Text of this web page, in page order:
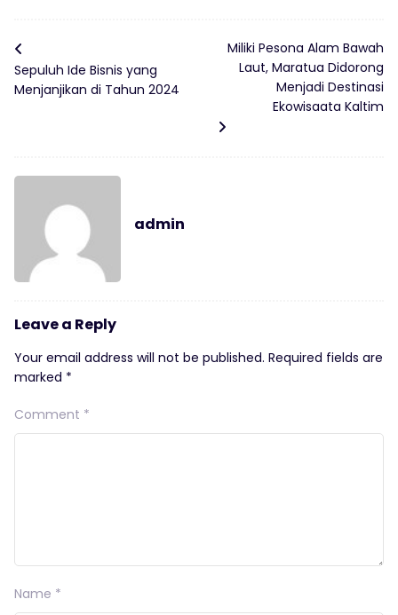
Sepuluh Ide Bisnis yang
Menjanjikan di Tahun 2024
Miliki Pesona Alam Bawah
Laut, Maratua Didorong
Menjadi Destinasi
Ekowisaata Kaltim
admin
Leave a Reply
Your email address will not be published. Required fields are
marked *
Comment *
Name *